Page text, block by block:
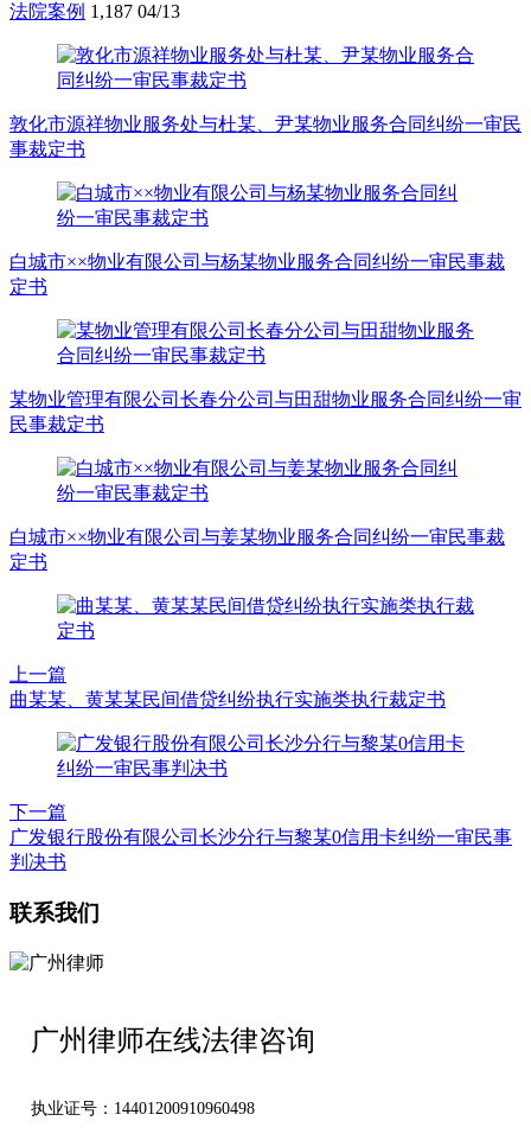
法院案例 1,187 04/13
敦化市源祥物业服务处与杜某、尹某物业服务合同纠纷一审民
事裁定书
白城市××物业有限公司与杨某物业服务合同纠纷一审民事裁
定书
某物业管理有限公司长春分公司与田甜物业服务合同纠纷一审
民事裁定书
白城市××物业有限公司与姜某物业服务合同纠纷一审民事裁
定书
上一篇
曲某某、黄某某民间借贷纠纷执行实施类执行裁定书
下一篇
广发银行股份有限公司长沙分行与黎某0信用卡纠纷一审民事
判决书
联系我们
广州律师在线法律咨询
执业证号：14401200910960498